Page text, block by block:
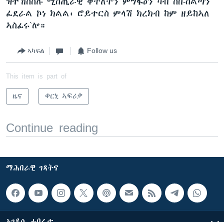
ፈደራል ኮነ ክልል፡ ሮይተርስ ምላሽ ክረክብ ከም ዘይከኣለ
ኣስፊሩ`ሎ።
ኣካፍል Follow us
This item is part of
ዜና ቀርኒ ኣፍሪቃ
Continue reading
ማሕበራዊ ገጻትና